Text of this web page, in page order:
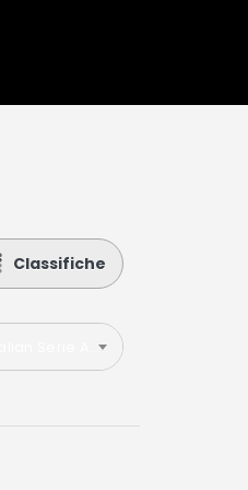
Classifiche
Italian Serie A 2019-2020